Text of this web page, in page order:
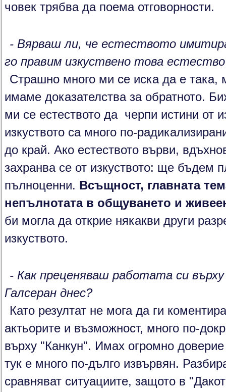
човек трябва да поема отговорности.
- Вярваш ли, че естеството
го правим изкуствено това
Страшно много ми се иска да е така,
имаме доказателства за обратното.
ми се естеството да черпи истини от
изкуството са много по-
до край. Ако естеството върви,
захранва се от изкуството: ще бъдем
пълноценни. Всъщност, главната
непълнотата в общуването и
би могла да открие някакви други
изкуството.
- Как преценяваш работата си
Галсеран днес?
Като резултат не мога да ги
актьорите и възможност, много по-
върху "Канкун". Имах огромно
тук е много по-дълго извървян.
сравняват ситуациите, защото в